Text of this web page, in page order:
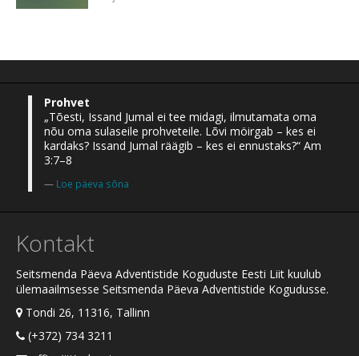
Prohvet
„Tõesti, Issand Jumal ei tee midagi, ilmutamata oma
nõu oma sulaseile prohveteile. Lõvi möirgab – kes ei
kardaks? Issand Jumal räägib – kes ei ennustaks?“ Am
3:7–8
Loe päeva sõna
Kontakt
Seitsmenda Päeva Adventistide Koguduste Eesti Liit kuulub
ülemaailmsesse Seitsmenda Päeva Adventistide Kogudusse.
Tondi 26, 11316, Tallinn
(+372) 734 3211